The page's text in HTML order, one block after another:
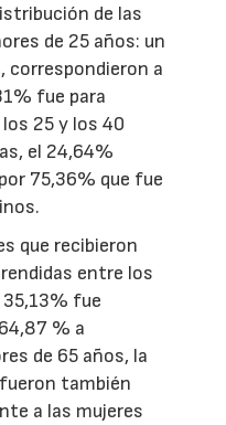
de las
de 25 años: un
correspondieron a
fue para
25 y los 40
el 24,64%
75,36% que fue
que recibieron
entre los
35,13% fue
% a
de 65 años, la
también
a las mujeres